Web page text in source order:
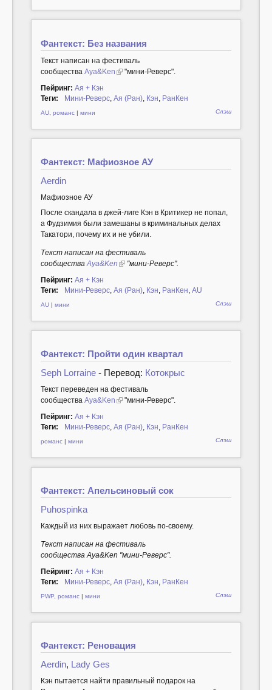
Фантекст: Без названия
Текст написан на фестиваль
сообщества Aya&Ken
"мини-Реверс".
Пейринг: Ая + Кэн
Теги:
Мини-Реверс Ая (Ран) Кэн РанКен
AU романс | мини Слэш
Фантекст: Мафиозное АУ
Aerdin
Мафиозное АУ
После скандала в джей-лиге Кэн в Критикер не попал,
а Фудзимия были замешаны в криминальных делах
Такатори, почему их и не убили.
Текст написан на фестиваль
сообщества Aya&Ken
"мини-Реверс".
Пейринг: Ая + Кэн
Теги:
Мини-Реверс Ая (Ран) Кэн РанКен AU
AU | мини Слэш
Фантекст: Пройти один квартал
Seph Lorraine - Перевод: Котокрыс
Текст переведен на фестиваль
сообщества Aya&Ken
"мини-Реверс".
Пейринг: Ая + Кэн
Теги:
Мини-Реверс Ая (Ран) Кэн РанКен
романс | мини Слэш
Фантекст: Апельсиновый сок
Puhospinka
Каждый из них выражает любовь по-своему.
Текст написан на фестиваль
сообщества Aya&Ken "мини-Реверс".
Пейринг: Ая + Кэн
Теги:
Мини-Реверс Ая (Ран) Кэн РанКен
PWP романс | мини Слэш
Фантекст: Реновация
Aerdin, Lady Ges
Кэн пытается найти правильный подарок на